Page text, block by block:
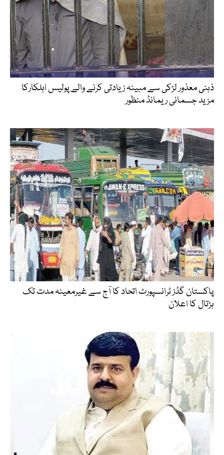
ذہنی معذور لڑکی سے مبینہ زیادتی کرنے والے پولیس اہلکارکا
مزید جسمانی ریمانڈ منظور
پاکستان گڈز ٹرانسپورٹ اتحاد کا آج سے غیرمعینہ مدت تک
ہڑتال کا اعلان